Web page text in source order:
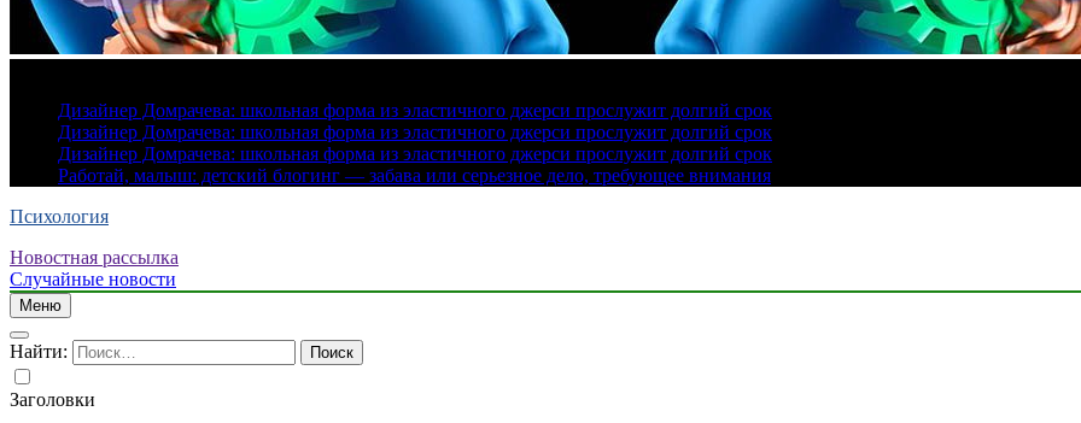
Дизайнер Домрачева: школьная форма из эластичного джерси прослужит долгий срок
Дизайнер Домрачева: школьная форма из эластичного джерси прослужит долгий срок
Дизайнер Домрачева: школьная форма из эластичного джерси прослужит долгий срок
Работай, малыш: детский блогинг — забава или серьезное дело, требующее внимания
Психология
Новостная рассылка
Случайные новости
Меню
Найти:
Заголовки